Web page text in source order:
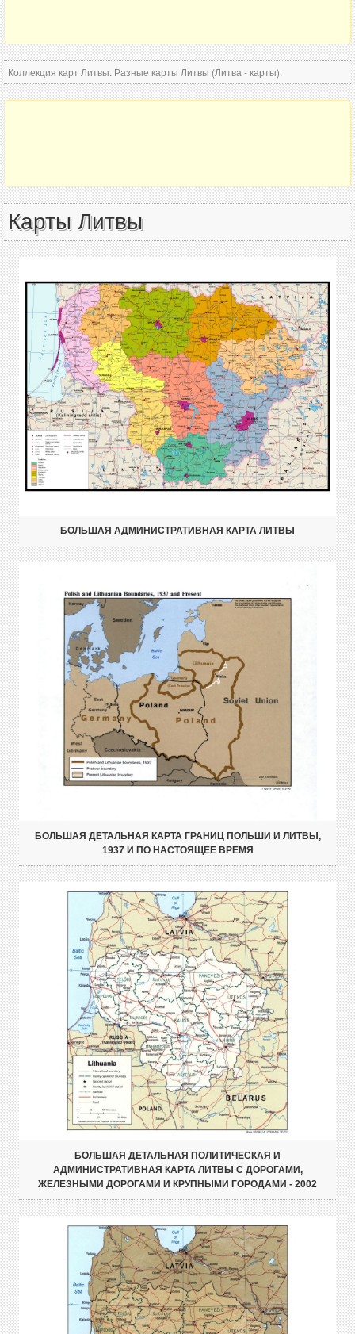
Коллекция карт Литвы. Разные карты Литвы (Литва - карты).
Карты Литвы
БОЛЬШАЯ АДМИНИСТРАТИВНАЯ КАРТА ЛИТВЫ
БОЛЬШАЯ ДЕТАЛЬНАЯ КАРТА ГРАНИЦ ПОЛЬШИ И ЛИТВЫ,
1937 И ПО НАСТОЯЩЕЕ ВРЕМЯ
БОЛЬШАЯ ДЕТАЛЬНАЯ ПОЛИТИЧЕСКАЯ И
АДМИНИСТРАТИВНАЯ КАРТА ЛИТВЫ С ДОРОГАМИ,
ЖЕЛЕЗНЫМИ ДОРОГАМИ И КРУПНЫМИ ГОРОДАМИ - 2002